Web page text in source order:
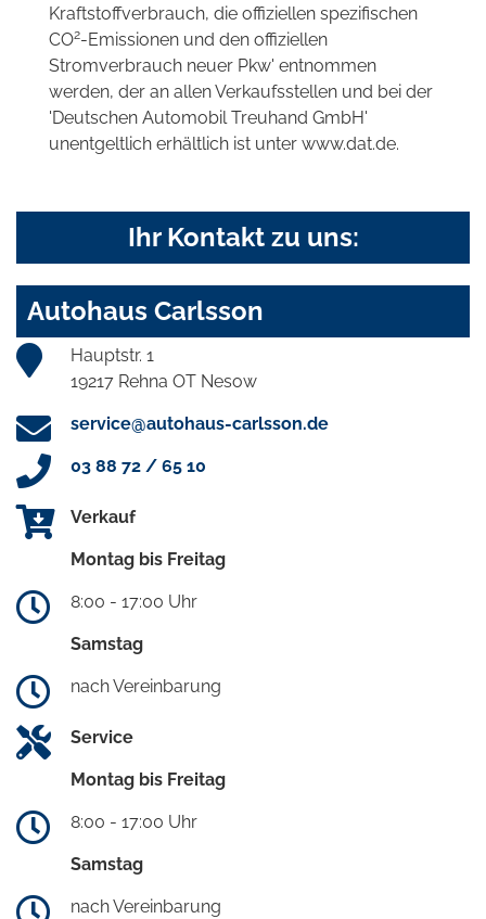
Kraftstoffverbrauch, die offiziellen spezifischen
CO2-Emissionen und den offiziellen
Stromverbrauch neuer Pkw' entnommen
werden, der an allen Verkaufsstellen und bei der
'Deutschen Automobil Treuhand GmbH'
unentgeltlich erhältlich ist unter www.dat.de.
Ihr Kontakt zu uns:
Autohaus Carlsson
Hauptstr. 1
19217 Rehna OT Nesow
service@autohaus-carlsson.de
03 88 72 / 65 10
Verkauf
Montag bis Freitag
8:00 - 17:00 Uhr
Samstag
nach Vereinbarung
Service
Montag bis Freitag
8:00 - 17:00 Uhr
Samstag
nach Vereinbarung